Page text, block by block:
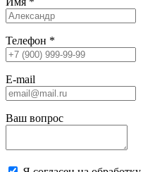
Телефон *
E-mail
Ваш вопрос